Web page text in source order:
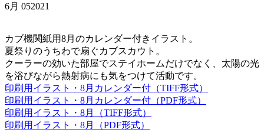
6月 052021
カブ機関紙用8月のカレンダー付きイラスト。
夏祭りのうちわで扇ぐカブスカウト。
クーラーの効いた部屋でステイホームだけでなく、太陽の光
を浴びながら熱射病にも気をつけて活動です。
印刷用イラスト・8月カレンダー付（TIFF形式）
印刷用イラスト・8月カレンダー付（PDF形式）
印刷用イラスト・8月（TIFF形式）
印刷用イラスト・8月（PDF形式）